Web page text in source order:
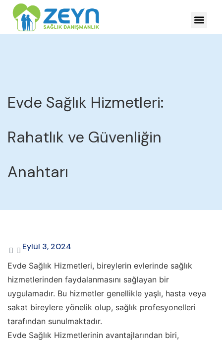
Evde Sağlık Hizmetleri:
Rahatlık ve Güvenliğin
Anahtarı
Eylül 3, 2024
Evde Sağlık Hizmetleri, bireylerin evlerinde sağlık
hizmetlerinden faydalanmasını sağlayan bir
uygulamadır. Bu hizmetler genellikle yaşlı, hasta veya
sakat bireylere yönelik olup, sağlık profesyonelleri
tarafından sunulmaktadır.
Evde Sağlık Hizmetlerinin avantajlarından biri,